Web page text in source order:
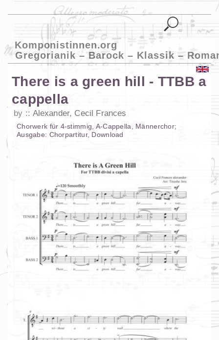
Komponistinnen.org
Gregorianik – Barock – Klassik –
There is a green hill - TTBB a
cappella
by Alexander, Cecil Frances
Chorwerk für 4-stimmig A-Cappella Männerchor;
Ausgabe: Chorpartitur, Download